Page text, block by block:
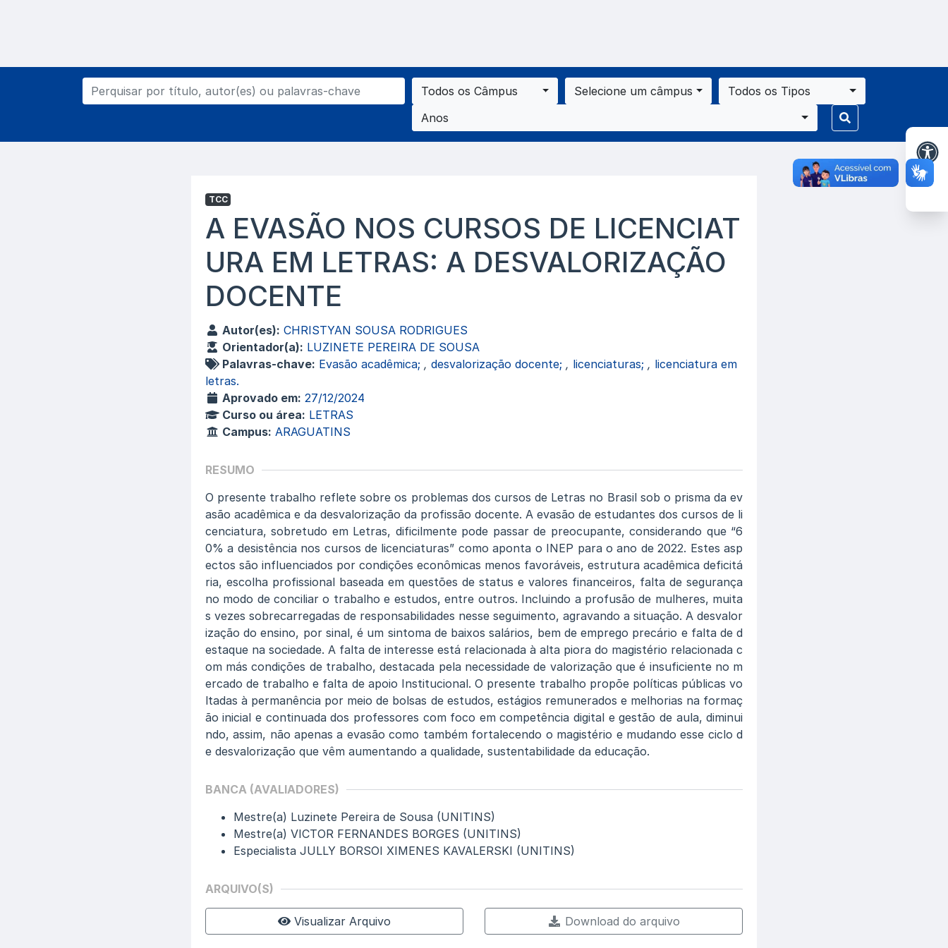
Todos os Câmpus Selecione um câmpus
Todos os Tipos
Anos
TCC
A EVASÃO NOS CURSOS DE LICENCIAT
URA EM LETRAS: A DESVALORIZAÇÃO
DOCENTE
Autor(es): CHRISTYAN SOUSA RODRIGUES
Orientador(a): LUZINETE PEREIRA DE SOUSA
Palavras-chave: Evasão acadêmica; , desvalorização docente; , licenciaturas; , licenciatura em
letras.
Aprovado em: 27/12/2024
Curso ou área: LETRAS
Campus: ARAGUATINS
RESUMO
O presente trabalho reflete sobre os problemas dos cursos de Letras no Brasil sob o prisma da ev
asão acadêmica e da desvalorização da profissão docente. A evasão de estudantes dos cursos de li
cenciatura, sobretudo em Letras, dificilmente pode passar de preocupante, considerando que “6
0% a desistência nos cursos de licenciaturas” como aponta o INEP para o ano de 2022. Estes asp
ectos são influenciados por condições econômicas menos favoráveis, estrutura acadêmica deficitá
ria, escolha profissional baseada em questões de status e valores financeiros, falta de segurança
no modo de conciliar o trabalho e estudos, entre outros. Incluindo a profusão de mulheres, muita
s vezes sobrecarregadas de responsabilidades nesse seguimento, agravando a situação. A desvalor
ização do ensino, por sinal, é um sintoma de baixos salários, bem de emprego precário e falta de d
estaque na sociedade. A falta de interesse está relacionada à alta piora do magistério relacionada c
om más condições de trabalho, destacada pela necessidade de valorização que é insuficiente no m
ercado de trabalho e falta de apoio Institucional. O presente trabalho propõe políticas públicas vo
ltadas à permanência por meio de bolsas de estudos, estágios remunerados e melhorias na formaç
ão inicial e continuada dos professores com foco em competência digital e gestão de aula, diminui
ndo, assim, não apenas a evasão como também fortalecendo o magistério e mudando esse ciclo d
e desvalorização que vêm aumentando a qualidade, sustentabilidade da educação.
BANCA (AVALIADORES)
Mestre(a) Luzinete Pereira de Sousa (UNITINS)
Mestre(a) VICTOR FERNANDES BORGES (UNITINS)
Especialista JULLY BORSOI XIMENES KAVALERSKI (UNITINS)
ARQUIVO(S)
Visualizar Arquivo Download do arquivo